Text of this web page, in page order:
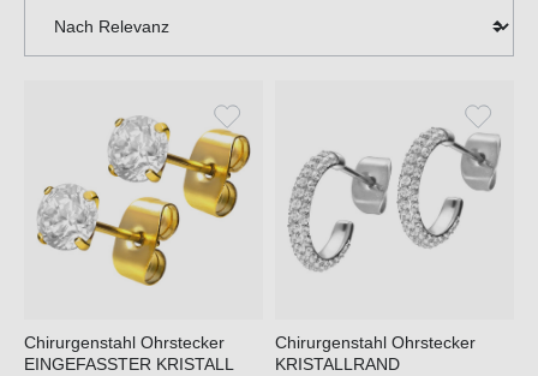
Chirurgenstahl Ohrstecker
EINGEFASSTER KRISTALL
Chirurgenstahl Ohrstecker
KRISTALLRAND